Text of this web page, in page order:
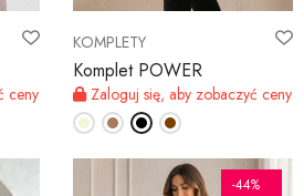
ceny
KOMPLETY
Komplet POWER
Zaloguj się, aby zobaczyć ceny
-44%